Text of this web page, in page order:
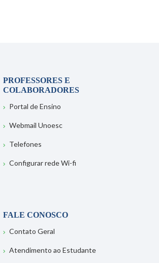
PROFESSORES E
COLABORADORES
Portal de Ensino
Webmail Unoesc
Telefones
Configurar rede Wi-fi
FALE CONOSCO
Contato Geral
Atendimento ao Estudante